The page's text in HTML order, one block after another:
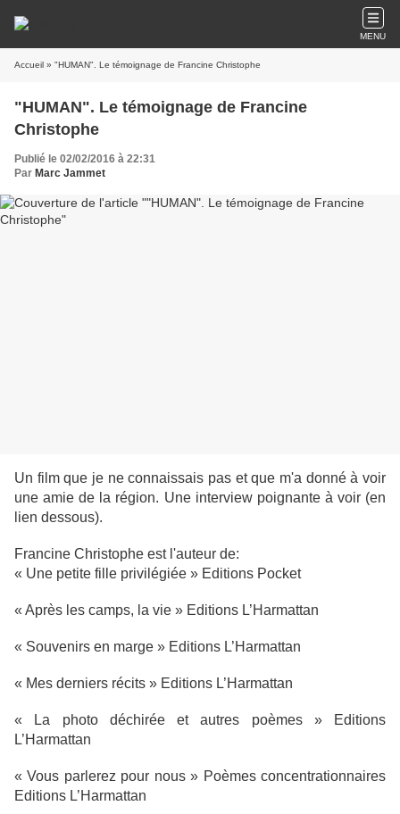
MENU
Accueil » "HUMAN". Le témoignage de Francine Christophe
"HUMAN". Le témoignage de Francine
Christophe
Publié le 02/02/2016 à 22:31
Par Marc Jammet
Un film que je ne connaissais pas et que m'a donné à voir
une amie de la région. Une interview poignante à voir (en
lien dessous).
Francine Christophe est l'auteur de:
« Une petite fille privilégiée » Editions Pocket
« Après les camps, la vie » Editions L’Harmattan
« Souvenirs en marge » Editions L’Harmattan
« Mes derniers récits » Editions L’Harmattan
« La photo déchirée et autres poèmes » Editions
L’Harmattan
« Vous parlerez pour nous » Poèmes concentrationnaires
Editions L’Harmattan